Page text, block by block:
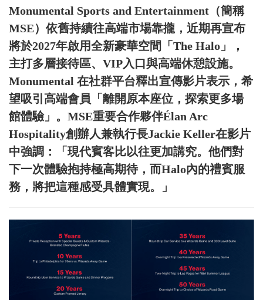
Monumental Sports and Entertainment（簡稱
MSE）依舊持續往高端市場靠攏，近期再宣布
將於2027年啟用全新豪華空間「The Halo」，
主打多層接待區、VIP入口與高端休憩設施。
Monumental 在社群平台釋出宣傳影片表示，希
望吸引高端會員「離開原本座位，探索更多場
館體驗」。MSE重要合作夥伴Élan Arc
Hospitality創辦人兼執行長Jackie Keller在影片
中強調：「現代賓客比以往更加講究。他們對
下一次體驗抱持極高期待，而Halo內的禮賓服
務，將把這種感受具體實現。」